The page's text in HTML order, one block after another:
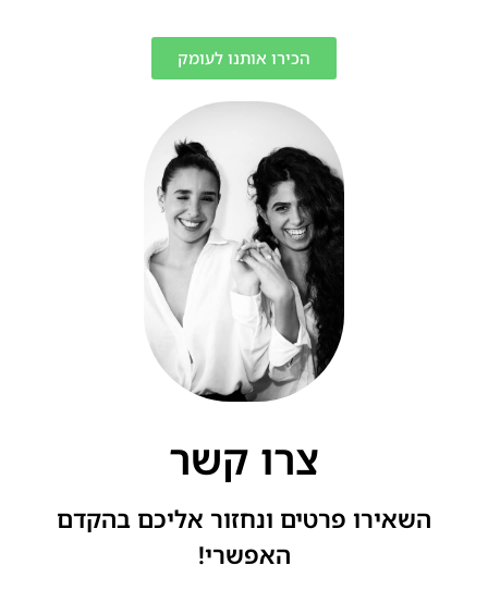
הכירו אותנו לעומק
צרו קשר
השאירו פרטים ונחזור אליכם בהקדם
האפשרי!